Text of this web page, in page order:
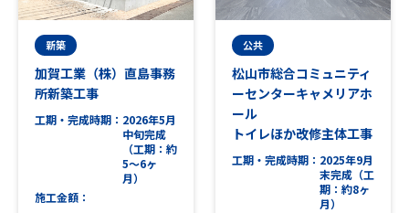
新築
加賀工業（株）直島事務
所新築工事
工期・完成時期
2026年5月
中旬完成
（工期：約
5～6ヶ
月）
施工金額
公共
松山市総合コミュニティ
ーセンターキャメリアホ
ール
トイレほか改修主体工事
工期・完成時期
2025年9月
末完成（工
期：約8ヶ
月）